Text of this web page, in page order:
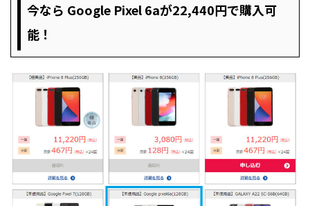
今なら Google Pixel 6aが22,440円で購入可
能！